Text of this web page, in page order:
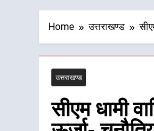
Home उत्तराखण्ड
उत्तराखण्ड
सीएम धामी